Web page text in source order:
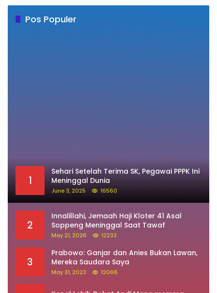
Pos Populer
2
Innalillahi, Jemaah Haji Kloter 41 Asal
Soppeng Meninggal Saat Tawaf
May 21, 2026 12233
3
Mereka Saudara Saya
May 31, 2023 12066
4 Kenal Lebih Dekat Andi Mapparemma
December 5, 2023 10758